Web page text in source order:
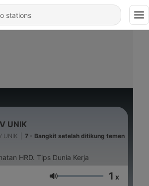
UNIK
UNIK 7 - Bangkit setelah ditikung temen
HRD. Tips Dunia Kerja
Volume 1 x